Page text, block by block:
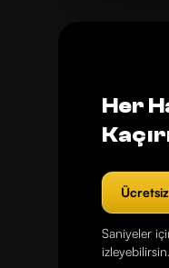
Her
Saniyeler
izleyebilirsin.